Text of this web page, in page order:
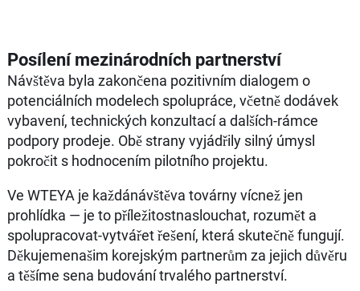
Posílení mezinárodních partnerství
Návštěva byla zakončena pozitivním dialogem o
potenciálních modelech spolupráce, včetně dodávek
vybavení, technických konzultací a dalších-rámce
podpory prodeje. Obě strany vyjádřily silný úmysl
pokročit s hodnocením pilotního projektu.
Ve WTEYA je každánávštěva továrny vícnež jen
prohlídka — je to příležitostnaslouchat, rozumět a
spolupracovat-vytvářet řešení, která skutečně fungují.
Děkujemenašim korejským partnerům za jejich důvěru
a těšíme sena budování trvalého partnerství.